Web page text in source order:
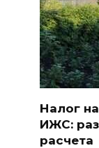
Налог
ИЖС:
расчета